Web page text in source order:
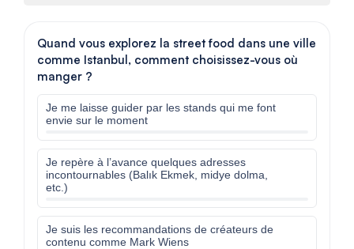
Quand vous explorez la street food dans une ville
comme Istanbul, comment choisissez-vous où
manger ?
Je me laisse guider par les stands qui me font
envie sur le moment
Je repère à l’avance quelques adresses
incontournables (Balık Ekmek, midye dolma,
etc.)
Je suis les recommandations de créateurs de
contenu comme Mark Wiens